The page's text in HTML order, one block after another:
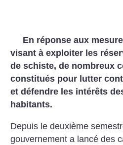
En réponse aux
visant à exploiter les
de schiste, de nombreux
constitués pour lutter
et défendre les intérêts
habitants.
Depuis le deuxième
gouvernement a lancé des